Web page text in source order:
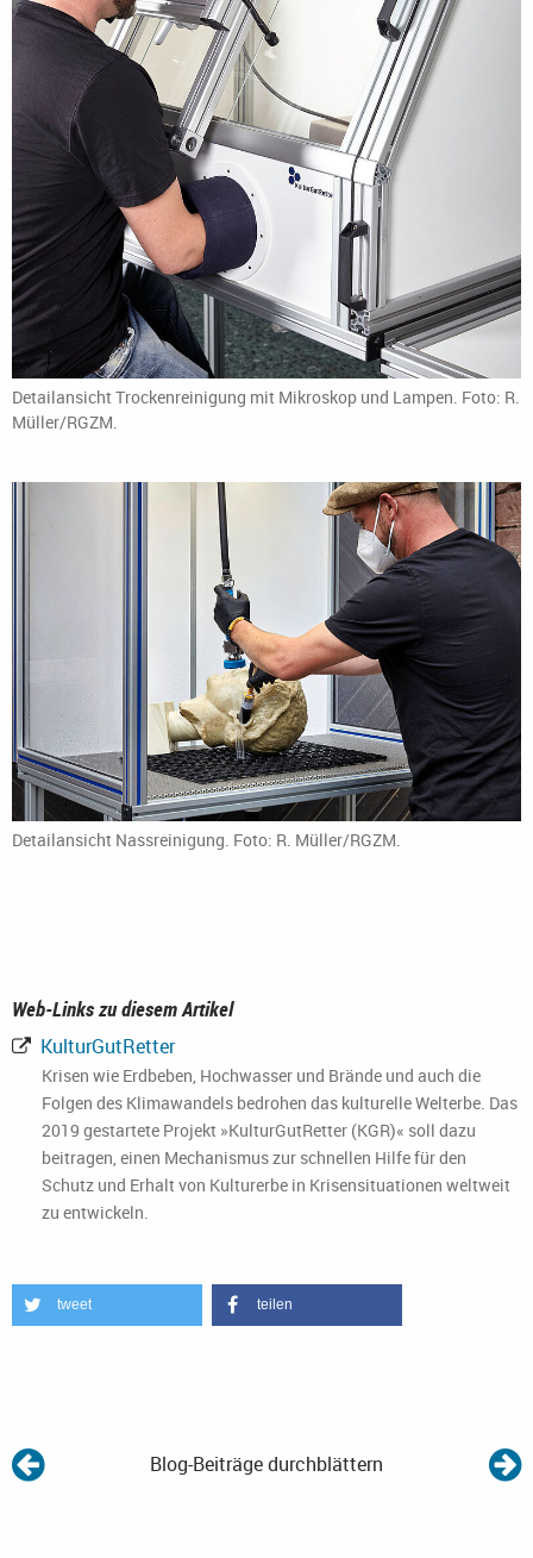
Detailansicht Trockenreinigung mit Mikroskop und Lampen. Foto: R.
Müller/RGZM.
Detailansicht Nassreinigung. Foto: R. Müller/RGZM.
Web-Links zu diesem Artikel
KulturGutRetter
Krisen wie Erdbeben, Hochwasser und Brände und auch die
Folgen des Klimawandels bedrohen das kulturelle Welterbe. Das
2019 gestartete Projekt »KulturGutRetter (KGR)« soll dazu
beitragen, einen Mechanismus zur schnellen Hilfe für den
Schutz und Erhalt von Kulturerbe in Krisensituationen weltweit
zu entwickeln.
tweet teilen
Blog-Beiträge durchblättern